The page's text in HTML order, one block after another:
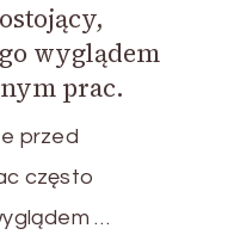
wyglądem
prac.
przed
często
…